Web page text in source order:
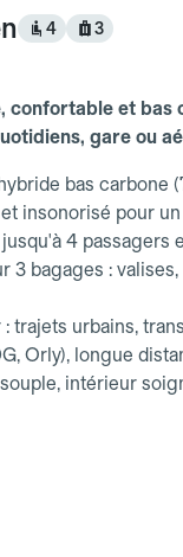
4 3
confortable et bas
gare ou
bas carbone
insonorisé pour
4 passagers
3 bagages :
: trajets urbains,
Orly), longue
intérieur